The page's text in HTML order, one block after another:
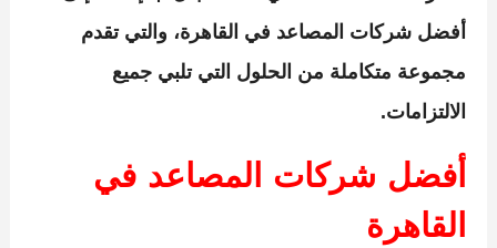
أفضل شركات المصاعد في القاهرة، والتي تقدم
مجموعة متكاملة من الحلول التي تلبي جميع
الالتزامات.
أفضل شركات المصاعد في
القاهرة